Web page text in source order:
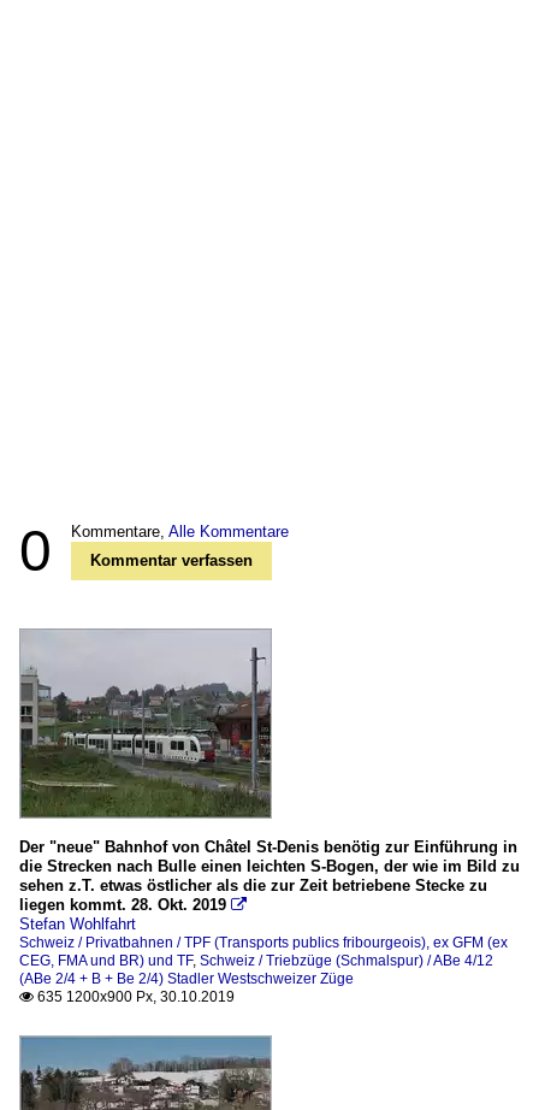
0 Kommentare, Alle Kommentare
Kommentar verfassen
Der "neue" Bahnhof von Châtel St-Denis benötig zur Einführung in
die Strecken nach Bulle einen leichten S-Bogen, der wie im Bild zu
sehen z.T. etwas östlicher als die zur Zeit betriebene Stecke zu
liegen kommt. 28. Okt. 2019 
Stefan Wohlfahrt
Schweiz / Privatbahnen / TPF (Transports publics fribourgeois), ex GFM (ex
CEG, FMA und BR) und TF, Schweiz / Triebzüge (Schmalspur) / ABe 4/12
(ABe 2/4 + B + Be 2/4) Stadler Westschweizer Züge
 635 1200x900 Px, 30.10.2019